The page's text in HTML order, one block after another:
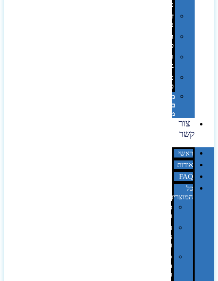
משי
דפוס
סובלימציה
הדפס
פרוצס
חריטה
בלייזר
מהו
פנטון?
מיתוג
באמצעות
מדבקות
צור
קשר
ראשי
אודות
FAQ
כל
המוצרים
טכנולוגיה
וגאדג'טים
פנאי,
נופש
ונסיעות
סביבת
משרד
ופרימיום